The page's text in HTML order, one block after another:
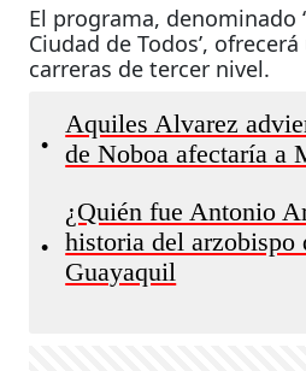
El programa, denominado
Ciudad de Todos’,
carreras de tercer nivel.
•
Aquiles Alvarez
de Noboa afectaría a
•
¿Quién fue Antonio
historia del arzobispo
Guayaquil